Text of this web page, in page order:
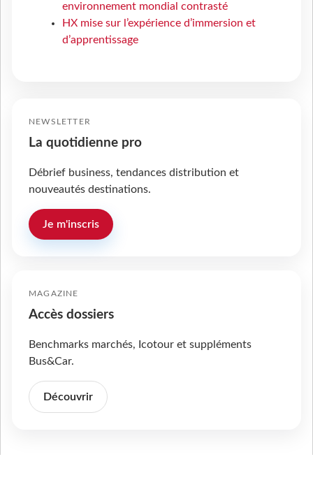
environnement mondial contrasté
HX mise sur l’expérience d’immersion et
d’apprentissage
NEWSLETTER
La quotidienne pro
Débrief business, tendances distribution et
nouveautés destinations.
Je m'inscris
MAGAZINE
Accès dossiers
Benchmarks marchés, Icotour et suppléments
Bus&Car.
Découvrir